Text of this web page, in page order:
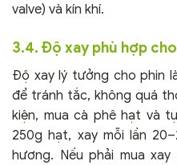
valve) và kín khí.
3.4. Độ xay phù hợp
Độ xay lý tưởng cho phin
để tránh tắc, không quá
kiện, mua cà phê hạt và
250g hạt, xay mỗi lần
hương. Nếu phải mua